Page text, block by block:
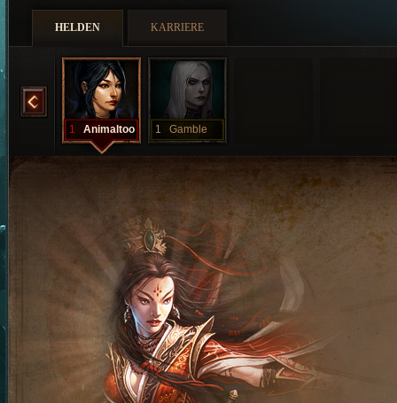
HELDEN KARRIERE
1 Animaltoo 1 Gamble